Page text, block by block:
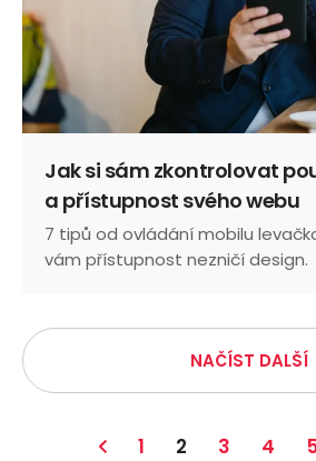
Jak si sám zkontrolovat
a přístupnost svého webu
7 tipů od ovládání mobilu
vám přístupnost nezničí design.
NAČÍST DALŠÍ
1 2 3 4